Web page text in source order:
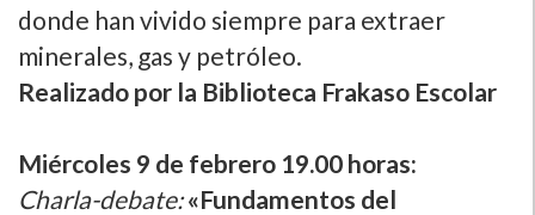
donde han vivido siempre para extraer
minerales, gas y petróleo.
Realizado por la Biblioteca Frakaso Escolar
Miércoles 9 de febrero 19.00 horas:
Charla-debate:«Fundamentos del